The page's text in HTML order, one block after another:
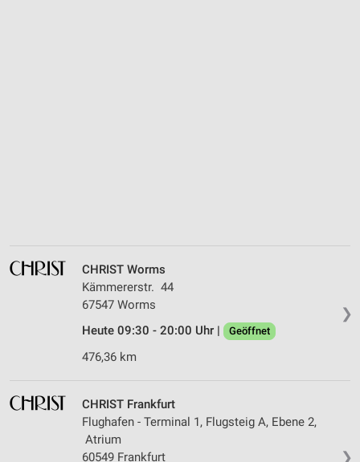
❯
CHRIST Worms
Kämmererstr. 44
67547 Worms
Heute 09:30 - 20:00 Uhr |
Geöffnet
476,36 km
❯
CHRIST Frankfurt
Flughafen - Terminal 1, Flugsteig A, Ebene 2,
Atrium
60549 Frankfurt